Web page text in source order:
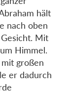
hält
nach oben
Mit
Himmel.
großen
er dadurch